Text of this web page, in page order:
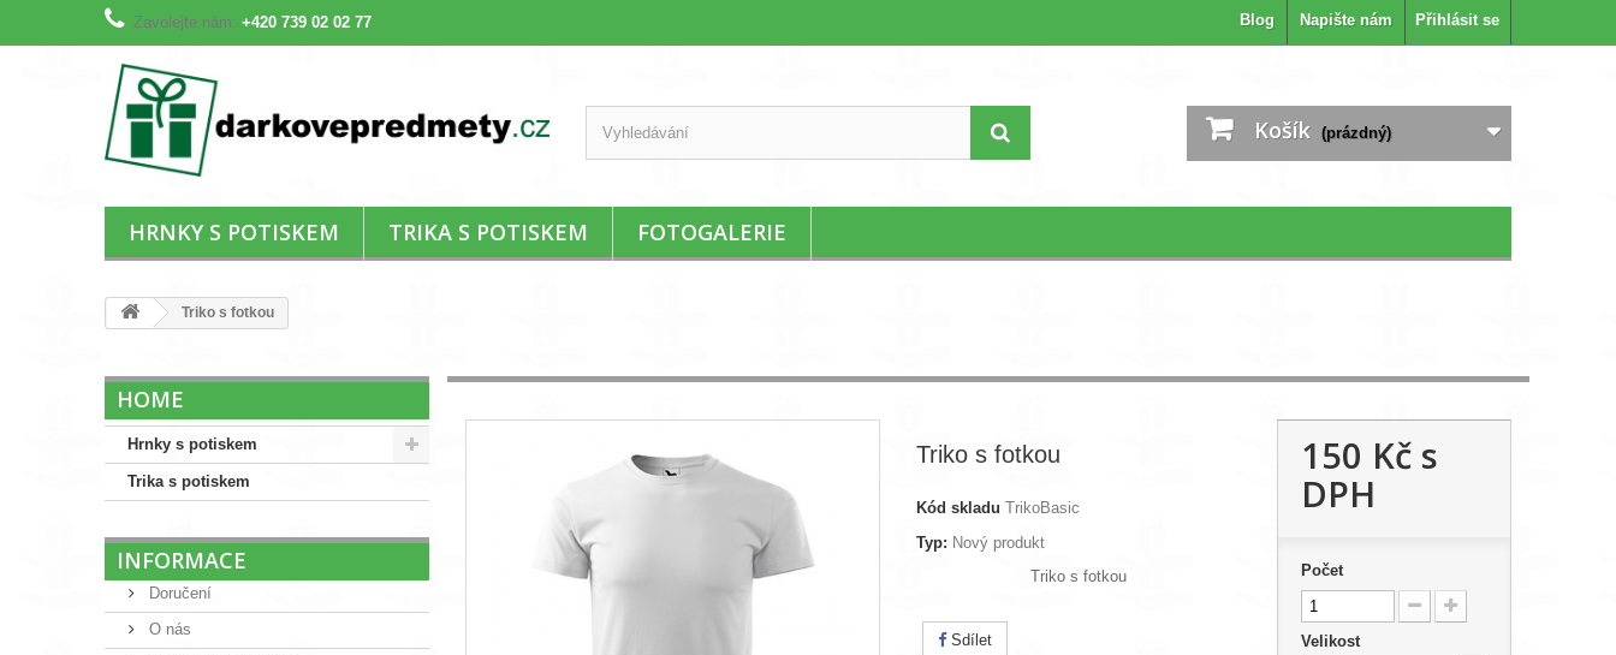
Přihlásit se
Napište nám
Zavolejte nám: +420 739 02 02 77 Blog
Košík (prázdný)
HRNKY S POTISKEM TRIKA S POTISKEM FOTOGALERIE
Triko s fotkou
HOME
Hrnky s potiskem
Trika s potiskem
INFORMACE
Doručení
O nás
Triko s fotkou
Kód skladu TrikoBasic
Typ: Nový produkt
Triko s fotkou
Sdílet
150 Kčs
DPH
Počet
Velikost